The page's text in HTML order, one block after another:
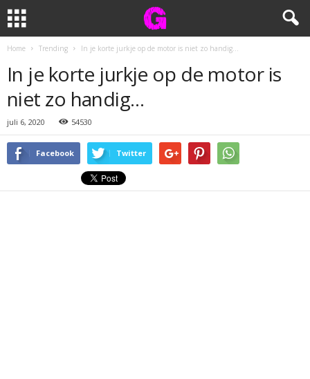
Home Trending In je korte jurkje op de motor is niet zo handig…
In je korte jurkje op de motor is
niet zo handig…
juli 6, 2020 54530
Facebook Twitter